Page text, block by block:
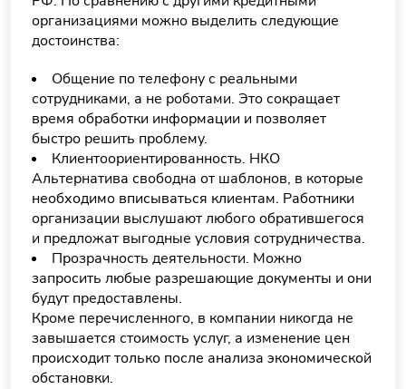
организациями можно выделить следующие
достоинства:
Общение по телефону с реальными
сотрудниками, а не роботами. Это сокращает
время обработки информации и позволяет
быстро решить проблему.
Клиентоориентированность. НКО
Альтернатива свободна от шаблонов, в которые
необходимо вписываться клиентам. Работники
организации выслушают любого обратившегося
и предложат выгодные условия сотрудничества.
Прозрачность деятельности. Можно
запросить любые разрешающие документы и они
будут предоставлены.
Кроме перечисленного, в компании никогда не
завышается стоимость услуг, а изменение цен
происходит только после анализа экономической
обстановки.